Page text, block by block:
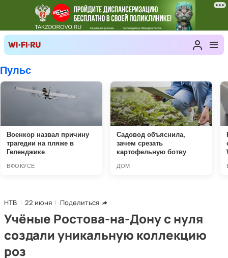
НТВ 22 июня Поделиться
Учёные Ростова-на-Дону с нуля
создали уникальную коллекцию
роз